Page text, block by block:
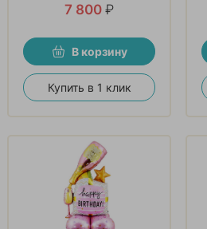
7 800 ₽
В корзину
Купить в 1 клик